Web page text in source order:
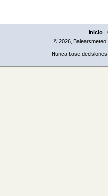
Inicio|
© 2026, Balearsmeteo
Nunca base